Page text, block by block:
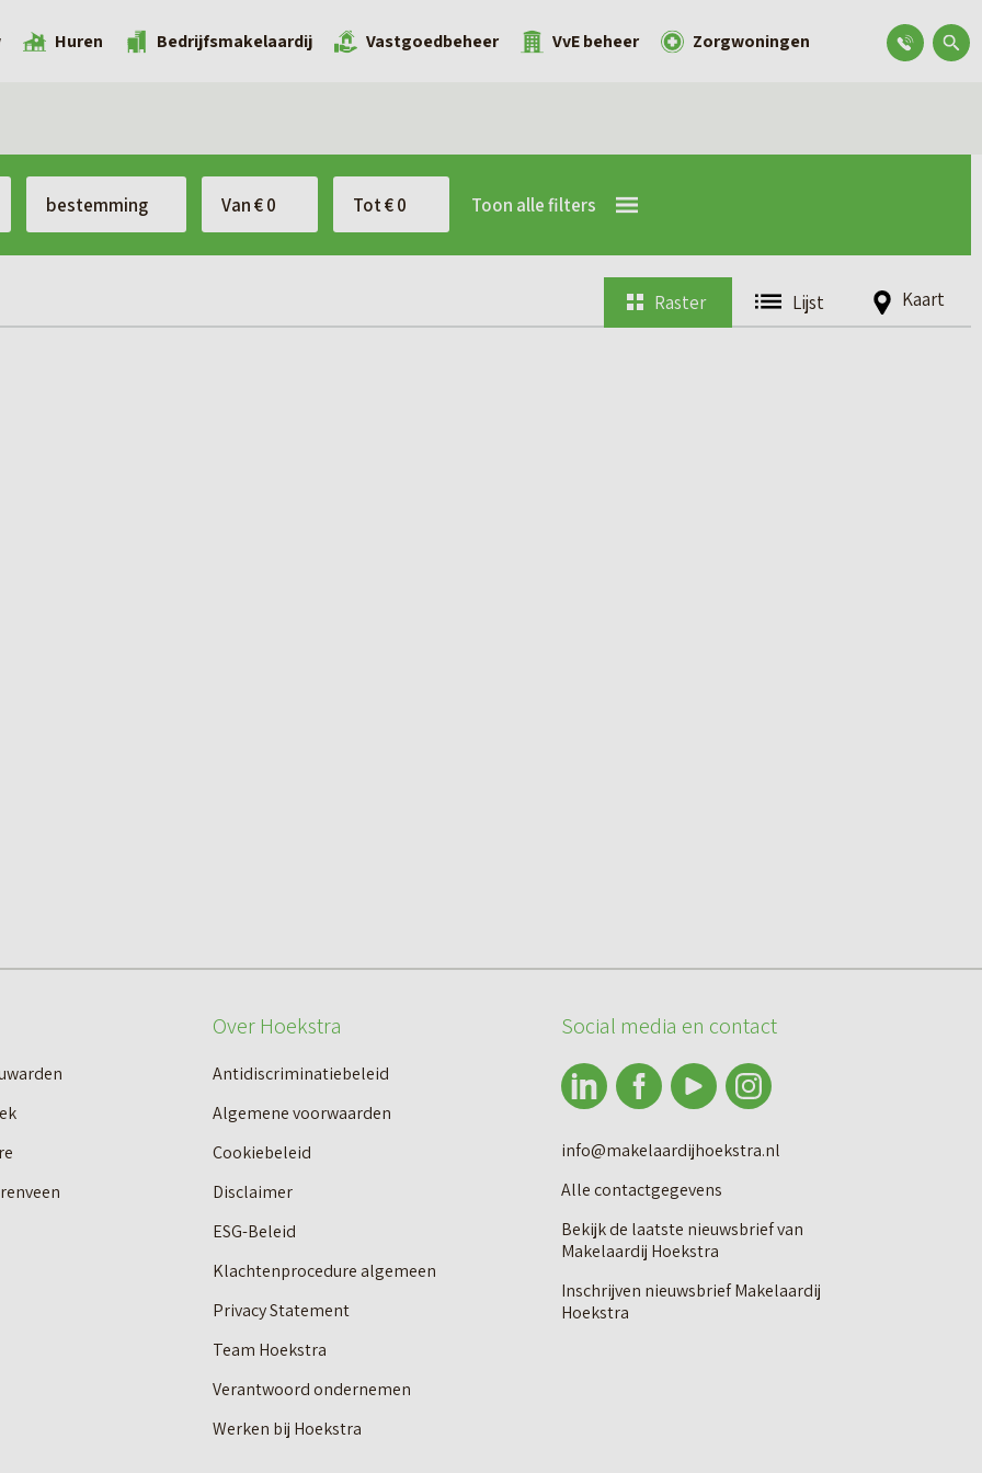
Huren Bedrijfsmakelaardij Vastgoedbeheer VvE beheer Zorgwoningen
Toon alle filters
Raster Lijst Kaart
Over Hoekstra
Antidiscriminatiebeleid
Algemene voorwaarden
Cookiebeleid
Disclaimer
ESG-Beleid
Klachtenprocedure algemeen
Privacy Statement
Team Hoekstra
Verantwoord ondernemen
Werken bij Hoekstra
Social media en contact
info@makelaardijhoekstra.nl
Alle contactgegevens
Bekijk de laatste nieuwsbrief van
Makelaardij Hoekstra
Inschrijven nieuwsbrief Makelaardij
Hoekstra